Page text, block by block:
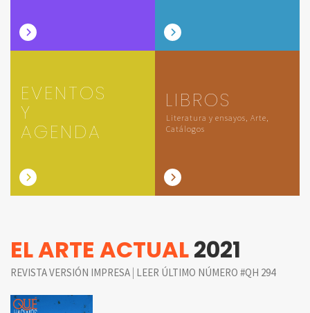
EVENTOS
Y
AGENDA
LIBROS
Literatura y ensayos, Arte,
Catálogos
EL ARTE ACTUAL2021
REVISTA VERSIÓN IMPRESA | LEER ÚLTIMO NÚMERO #QH 294